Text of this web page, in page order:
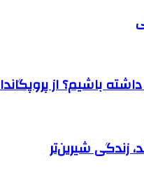
باشیم؟ از
زندگی شیرین‌تر